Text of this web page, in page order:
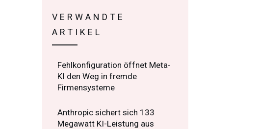
VERWANDTE
ARTIKEL
Fehlkonfiguration öffnet Meta-
KI den Weg in fremde
Firmensysteme
Anthropic sichert sich 133
Megawatt KI-Leistung aus